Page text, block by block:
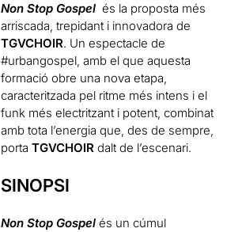
Non Stop Gospel és la proposta més
arriscada, trepidant i innovadora de
TGVCHOIR. Un espectacle de
#urbangospel, amb el que aquesta
formació obre una nova etapa,
caracteritzada pel ritme més intens i el
funk més electritzant i potent, combinat
amb tota l’energia que, des de sempre,
portaTGVCHOIR dalt de l’escenari.
SINOPSI
Non Stop Gospel és un cúmul